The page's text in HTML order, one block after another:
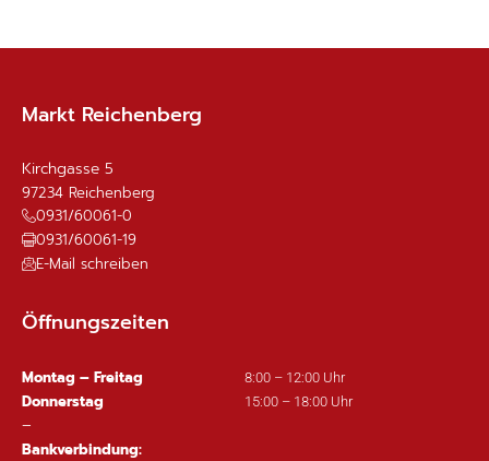
Markt Reichenberg
Kirchgasse 5
97234 Reichenberg
0931/60061-0
0931/60061-19
E-Mail schreiben
Öffnungszeiten
Montag – Freitag 8:00 – 12:00 Uhr
Donnerstag 15:00 – 18:00 Uhr
–
Bankverbindung: